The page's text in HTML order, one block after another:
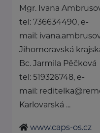
Mgr. Ivana
tel: 736634490, e-
mail:
Jihomoravská
Bc. Jarmila Pěčková
tel: 519326748, e-
mail:
Karlovarská ...
www.caps-os.cz